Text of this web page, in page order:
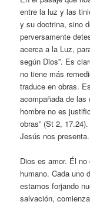
entre la luz y las
y su doctrina, sino
perversamente
acerca a la Luz,
según Dios”. Es
no tiene más
traduce en obras.
acompañada de
hombre no es
obras” (St 2,
Jesús nos presenta.
Dios es amor. Él
humano. Cada uno
estamos forjando
salvación,